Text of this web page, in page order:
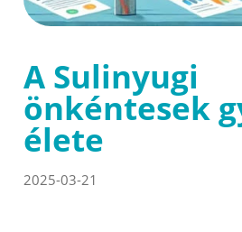
A Sulinyugi
önkéntesek
élete
2025-03-21